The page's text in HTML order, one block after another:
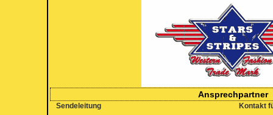
Ansprechpartner
Sendeleitung
Kontakt